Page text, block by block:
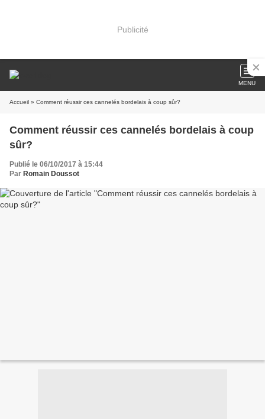
Publicité
MENU
Accueil » Comment réussir ces cannelés bordelais à coup sûr?
Comment réussir ces cannelés bordelais à coup
sûr?
Publié le 06/10/2017 à 15:44
Par Romain Doussot